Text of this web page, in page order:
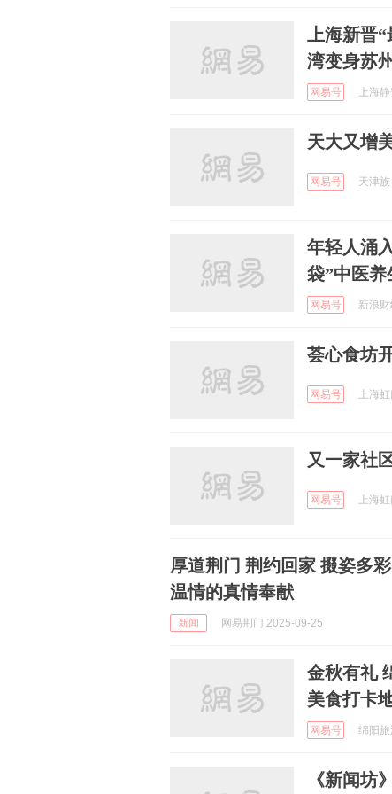
上海新晋
湾变身苏
网易号 上海
天大又增
网易号 天津
年轻人涌
袋”中医
网易号 新浪
荟心食坊
网易号 上海
又一家社
网易号 上海
厚道荆门 荆约回家 掇姿多
温情的真情奉献
新闻 网易荆门 2025-09-25
金秋有礼
美食打卡
网易号 绵阳
《新闻坊